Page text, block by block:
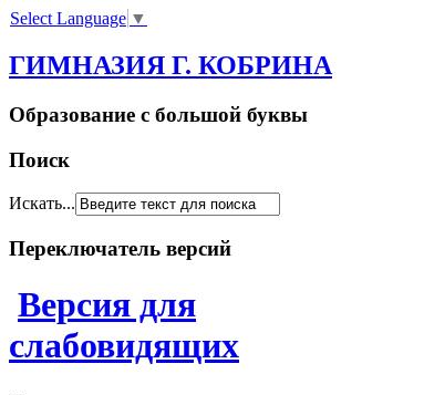
Select Language ▼
ГИМНАЗИЯ Г. КОБРИНА
Образование с большой буквы
Поиск
Искать...
Переключатель версий
Версия для
слабовидящих